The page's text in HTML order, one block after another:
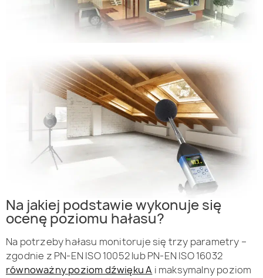
Na jakiej podstawie wykonuje się
ocenę poziomu hałasu?
Na potrzeby hałasu monitoruje się trzy parametry –
zgodnie z PN-EN ISO 10052 lub PN-EN ISO 16032
równoważny poziom dźwięku A i maksymalny poziom